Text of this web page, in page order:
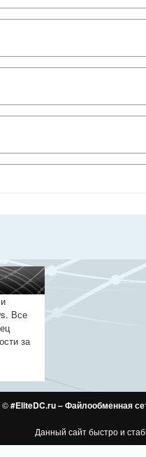
Все
за
©#EliteDC.ru – Файлообменная
Данный сайт быстро и